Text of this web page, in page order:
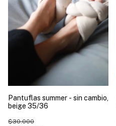
Pantuflas summer - sin cambio,
beige 35/36
$30.000